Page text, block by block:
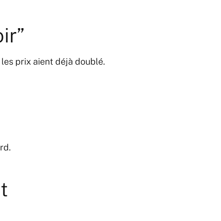
prix aient déjà doublé.